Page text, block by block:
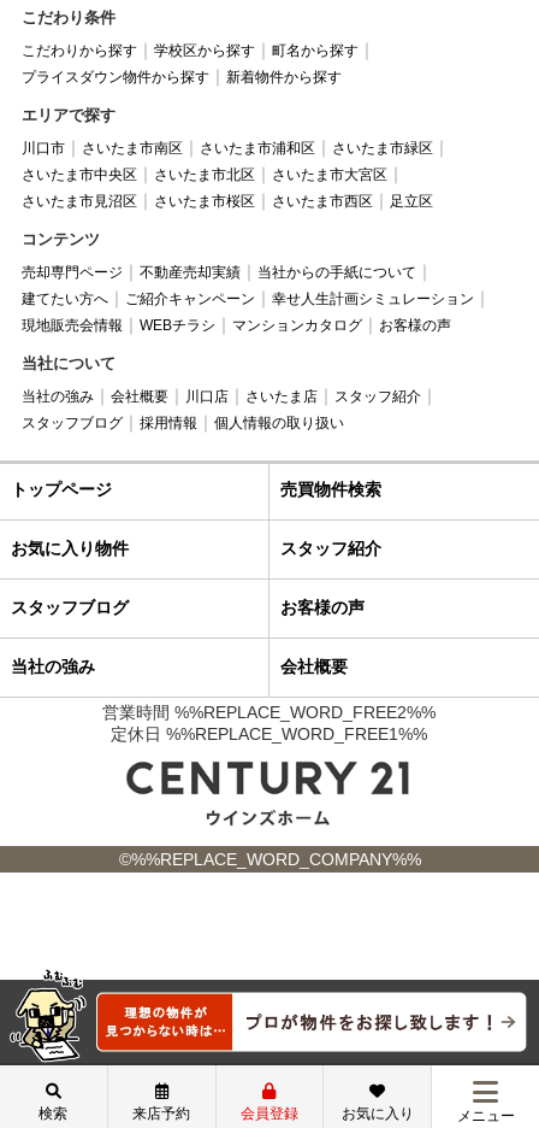
こだわり条件
こだわりから探す 学校区から探す
町名から探す
プライスダウン物件から探す
新着物件から探す
エリアで探す
川口市 さいたま市南区 さいたま市浦和区
さいたま市緑区
さいたま市中央区
さいたま市北区
さいたま市大宮区
さいたま市見沼区
さいたま市桜区 さいたま市西区 足立区
コンテンツ
売却専門ページ 不動産売却実績
当社からの手紙について
建てたい方へ
ご紹介キャンペーン
幸せ人生計画シミュレーション
現地販売会情報
WEBチラシ マンションカタログ お客様の声
当社について
当社の強み 会社概要 川口店 さいたま店
スタッフ紹介
スタッフブログ
採用情報 個人情報の取り扱い
トップページ 売買物件検索
お気に入り物件 スタッフ紹介
スタッフブログ お客様の声
当社の強み 会社概要
営業時間 %%REPLACE_WORD_FREE2%%
定休日 %%REPLACE_WORD_FREE1%%
©%%REPLACE_WORD_COMPANY%%
検索 来店予約 会員登録 お気に入り メニュー